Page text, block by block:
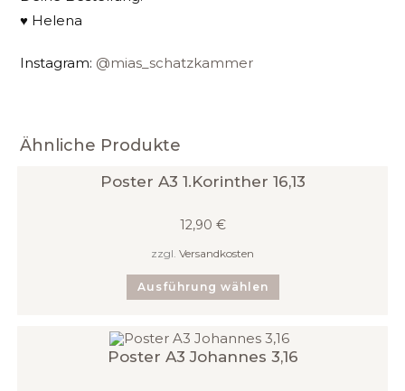
♥ Helena
Instagram: @mias_schatzkammer
Ähnliche Produkte
Poster A3 1.Korinther 16,13
12,90 €
zzgl. Versandkosten
Ausführung wählen Dieses
weist
Varianten
auf.
Die
Optionen
Poster A3 Johannes 3,16